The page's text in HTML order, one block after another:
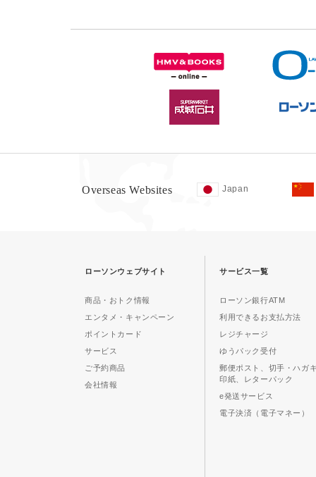
Overseas Websites Japan
ローソンウェブサイト
商品・おトク情報
エンタメ・キャンペーン
ポイントカード
サービス
ご予約商品
会社情報
サービス一覧
ローソン銀行ATM
利用できるお支払方法
レジチャージ
ゆうパック受付
郵便ポスト、切手・ハガ
印紙、レターパック
e発送サービス
電子決済（電子マネー）